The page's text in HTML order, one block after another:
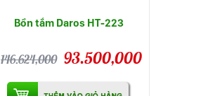
Bồn tắm Daros HT-223
146.624,000 93.500,000